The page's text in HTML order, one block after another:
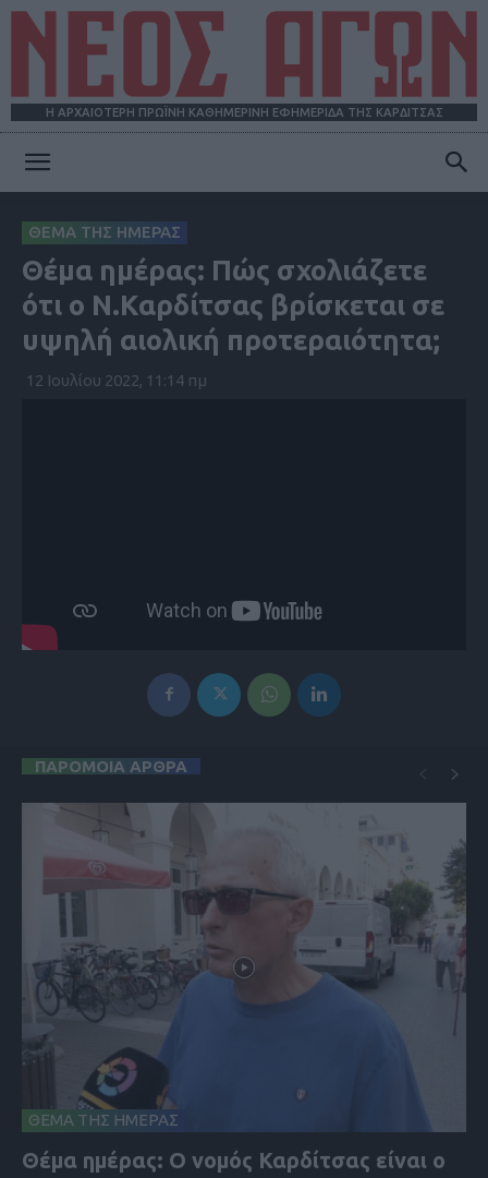
Η ΑΡΧΑΙΟΤΕΡΗ ΠΡΩΪΝΗ ΚΑΘΗΜΕΡΙΝΗ ΕΦΗΜΕΡΙΔΑ ΤΗΣ ΚΑΡΔΙΤΣΑΣ
ΑΓΩΝ
ΘΕΜΑ ΤΗΣ ΗΜΕΡΑΣ
Θέμα ημέρας: Πώς σχολιάζετε
ότι ο Ν.Καρδίτσας βρίσκεται σε
υψηλή αιολική προτεραιότητα;
12 Ιουλίου 2022, 11:14 πμ
ΠΑΡΟΜΟΙΑ ΑΡΘΡΑ
ΘΕΜΑ ΤΗΣ ΗΜΕΡΑΣ
Θέμα ημέρας: Ο νομός Καρδίτσας είναι ο